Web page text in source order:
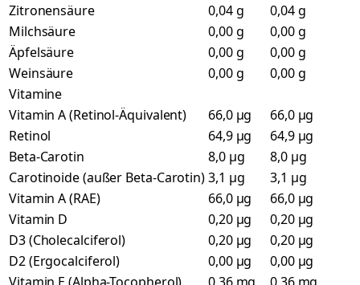
Zitronensäure
0,04 g
0,04 g
Milchsäure
0,00 g
0,00 g
Äpfelsäure
0,00 g
0,00 g
Weinsäure
0,00 g
0,00 g
Vitamine
Vitamin A (Retinol-Äquivalent)
66,0 µg
66,0 µg
Retinol
64,9 µg
64,9 µg
Beta-Carotin
8,0 µg
8,0 µg
Carotinoide (außer Beta-Carotin)3,1 µg
3,1 µg
Vitamin A (RAE)
66,0 µg
66,0 µg
Vitamin D
0,20 µg
0,20 µg
D3 (Cholecalciferol)
0,20 µg
0,20 µg
D2 (Ergocalciferol)
0,00 µg
0,00 µg